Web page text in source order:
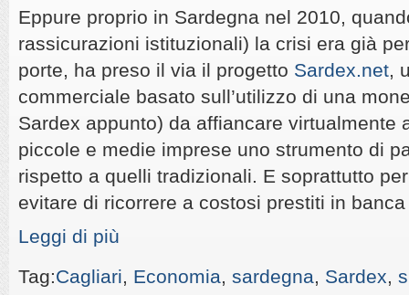
Eppure proprio in Sardegna nel 2010,
rassicurazioni istituzionali) la crisi era già
porte, ha preso il via il progetto Sardex.net,
commerciale basato sull’utilizzo di una
Sardex appunto) da affiancare virtualmente
piccole e medie imprese uno strumento di
rispetto a quelli tradizionali. E soprattutto
evitare di ricorrere a costosi prestiti in
Leggi di più
Tag:Cagliari, Economia, sardegna, Sardex,